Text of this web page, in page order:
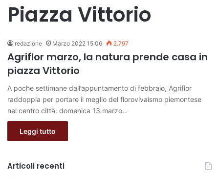
Piazza Vittorio
redazione Marzo 2022 15:06 2.797
Agriflor marzo, la natura prende casa in
piazza Vittorio
A poche settimane dall’appuntamento di febbraio, Agriflor
raddoppia per portare il meglio del florovivaismo piemontese
nel centro città: domenica 13 marzo…
Leggi tutto
Articoli recenti